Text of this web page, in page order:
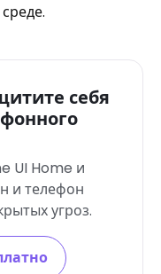
себя
UI Home и
и телефон
угроз.